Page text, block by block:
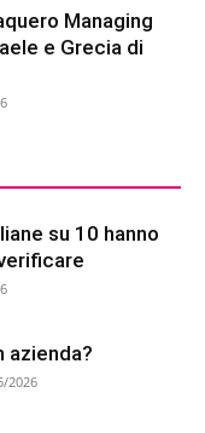
Managing
e Grecia di
su 10 hanno
azienda?
2026